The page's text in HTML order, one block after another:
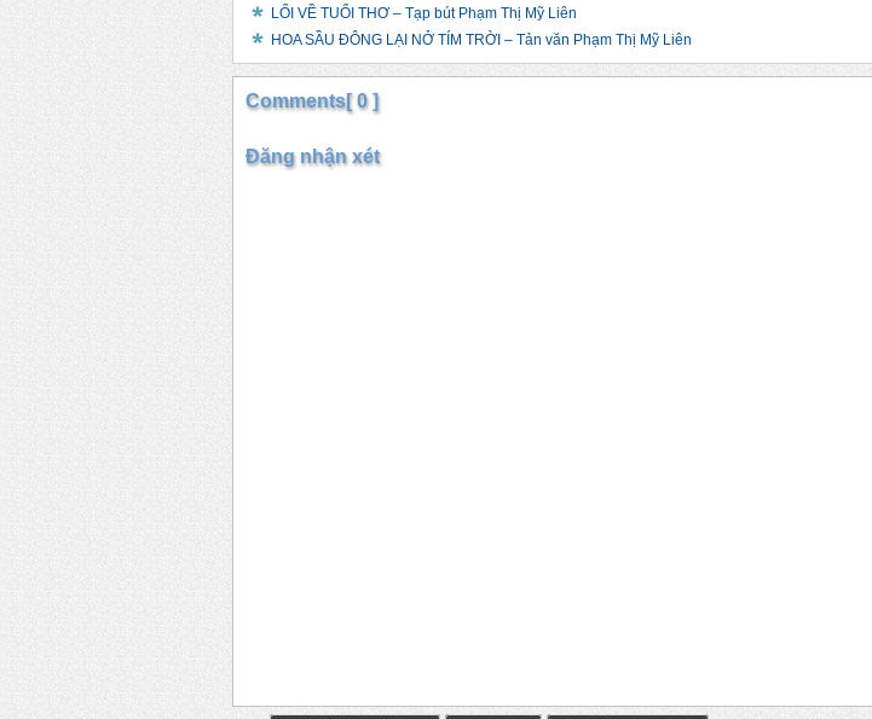
LỐI VỀ TUỔI THƠ – Tạp bút Phạm Thị Mỹ Liên
HOA SẦU ĐÔNG LẠI NỞ TÍM TRỜI – Tản văn Phạm Thị Mỹ Liên
Comments[ 0 ]
Đăng nhận xét